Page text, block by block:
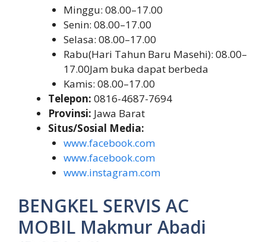
Minggu: 08.00–17.00
Senin: 08.00–17.00
Selasa: 08.00–17.00
Rabu(Hari Tahun Baru Masehi): 08.00–
17.00Jam buka dapat berbeda
Kamis: 08.00–17.00
Telepon: 0816-4687-7694
Provinsi: Jawa Barat
Situs/Sosial Media:
www.facebook.com
www.facebook.com
www.instagram.com
BENGKEL SERVIS AC
MOBIL Makmur Abadi